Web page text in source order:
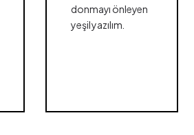
donmayı önleyen
yeşil yazılım.